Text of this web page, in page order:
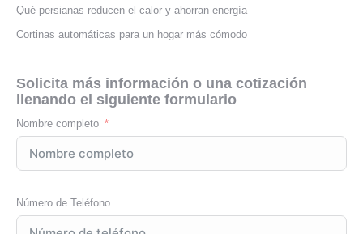
Qué persianas reducen el calor y ahorran energía
Cortinas automáticas para un hogar más cómodo
Solicita más información o una cotización
llenando el siguiente formulario
Nombre completo
Número de Teléfono